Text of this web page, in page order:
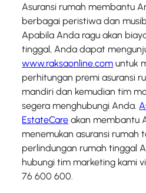
Asuransi rumah membantu
berbagai peristiwa dan
Apabila Anda ragu akan
tinggal, Anda dapat
www.raksaonline.com untuk
perhitungan premi asuransi
mandiri dan kemudian tim
segera menghubungi Anda.
EstateCare akan membantu
menemukan asuransi rumah
perlindungan rumah tinggal
hubungi tim marketing kami
76 600 600.